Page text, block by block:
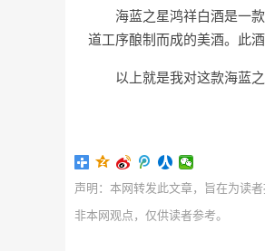
海蓝之星鸿祥白酒是一
道工序酿制而成的美酒。此
以上就是我对这款海蓝
声明：本网转发此文章，旨在为读
非本网观点，仅供读者参考。